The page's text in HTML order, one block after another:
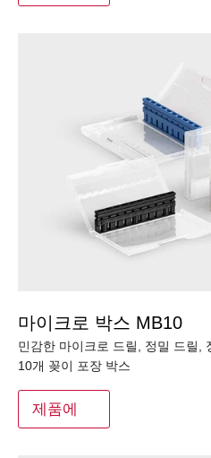
마이크로 박스 MB10
민감한 마이크로 드릴, 정밀 드릴,
10개 꽂이 포장 박스
제품에